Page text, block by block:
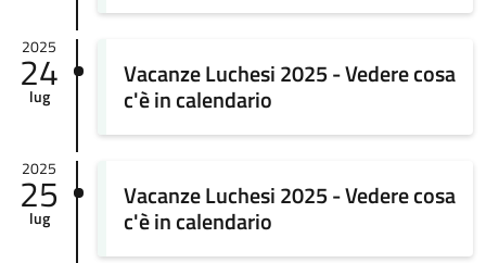
2025
24
lug
Vacanze Luchesi 2025 - Vedere cosa
c'è in calendario
2025
25
lug
Vacanze Luchesi 2025 - Vedere cosa
c'è in calendario